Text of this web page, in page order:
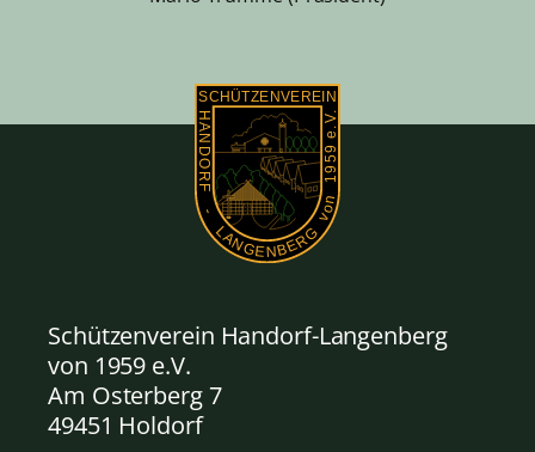
Schützenverein Handorf-Langenberg
von 1959 e.V.
Am Osterberg 7
49451 Holdorf